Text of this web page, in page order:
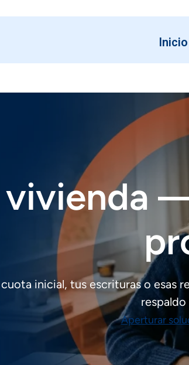
Inicio
inicial, tus escrituras o
Aperturar